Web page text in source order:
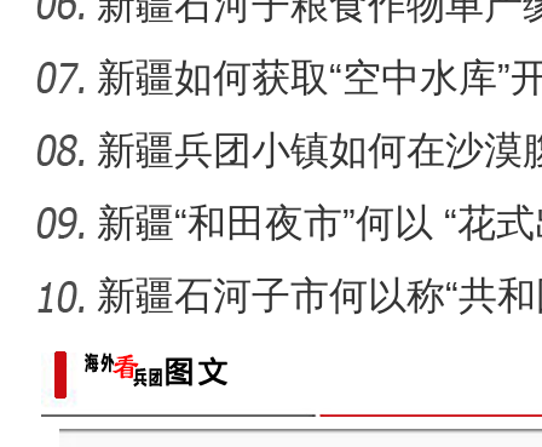
文克孝：《天山之子张仲瀚
新疆如何获取“空中水库”
新疆兵团小镇如何在沙漠
迹”？
新疆“和田夜市”何以 “花
新疆石河子市何以称“共